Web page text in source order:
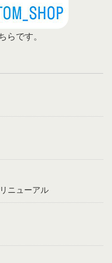
らです。
ニューアル